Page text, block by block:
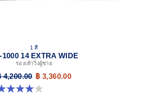
cushioning performance and
for a cooler, dryer environment.
plug rubber
1 สี
1000 14 EXTRA WIDE
รองเท้าวิ่งผู้ชาย
4,200.00 ฿ 3,360.00
5 ดาว 6 รีวิว